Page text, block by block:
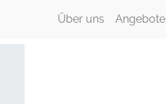
Über uns Angebote